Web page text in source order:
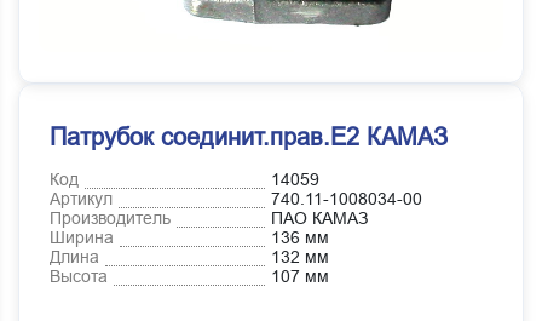
Патрубок соединит.прав.Е2 КАМАЗ
Код
14059
Артикул
740.11-1008034-00
Производитель
ПАО КАМАЗ
Ширина
136 мм
Длина
132 мм
Высота
107 мм